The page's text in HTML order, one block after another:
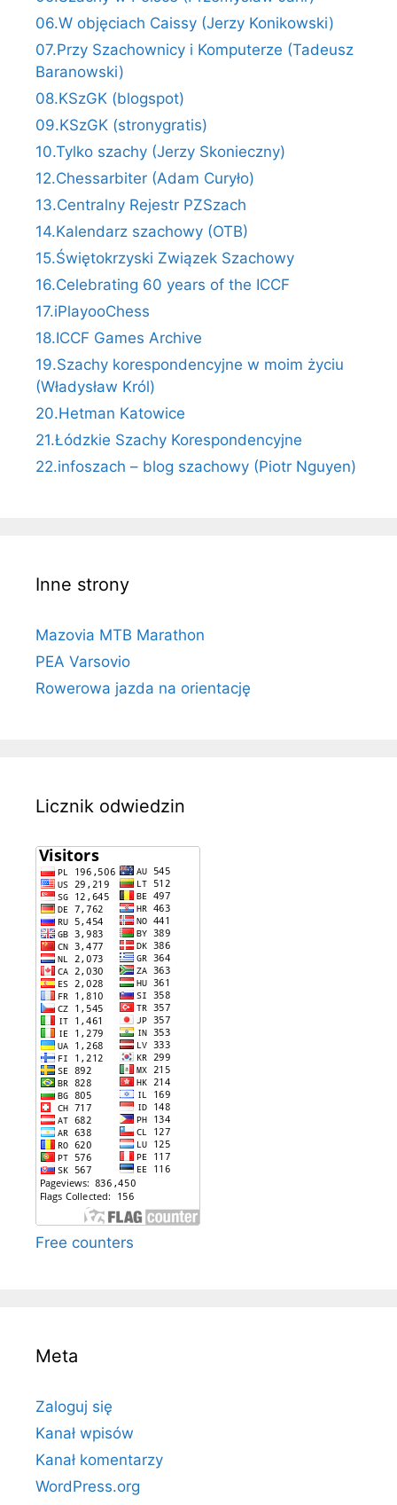
06.W objęciach Caissy (Jerzy Konikowski)
07.Przy Szachownicy i Komputerze (Tadeusz
Baranowski)
08.KSzGK (blogspot)
09.KSzGK (stronygratis)
10.Tylko szachy (Jerzy Skonieczny)
12.Chessarbiter (Adam Curyło)
13.Centralny Rejestr PZSzach
14.Kalendarz szachowy (OTB)
15.Świętokrzyski Związek Szachowy
16.Celebrating 60 years of the ICCF
17.iPlayooChess
18.ICCF Games Archive
19.Szachy korespondencyjne w moim życiu
(Władysław Król)
20.Hetman Katowice
21.Łódzkie Szachy Korespondencyjne
22.infoszach – blog szachowy (Piotr Nguyen)
Inne strony
Mazovia MTB Marathon
PEA Varsovio
Rowerowa jazda na orientację
Licznik odwiedzin
Free counters
Meta
Zaloguj się
Kanał wpisów
Kanał komentarzy
WordPress.org